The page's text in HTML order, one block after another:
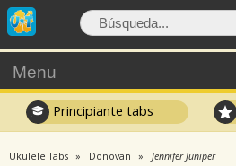
Menu
Principiante tabs
Ukulele Tabs Donovan Jennifer Juniper